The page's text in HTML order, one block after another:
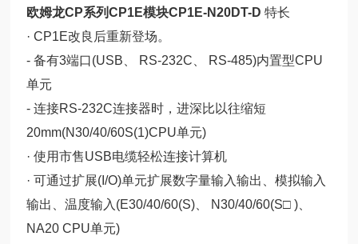
欧姆龙CP系列CP1E模块CP1E-N20DT-D 特长
· CP1E改良后重新登场。
- 备有3端口(USB、 RS-232C、 RS-485)内置型CPU
单元
- 连接RS-232C连接器时，进深比以往缩短
20mm(N30/40/60S(1)CPU单元)
· 使用市售USB电缆轻松连接计算机
· 可通过扩展(I/O)单元扩展数字量输入输出、模拟输入
输出、温度输入(E30/40/60(S)、 N30/40/60(S□ )、
NA20 CPU单元)